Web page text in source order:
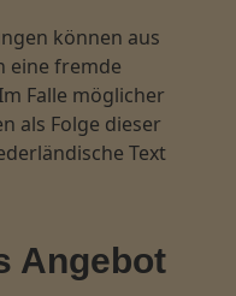
können aus
eine fremde
Falle möglicher
als Folge dieser
Text
Angebot